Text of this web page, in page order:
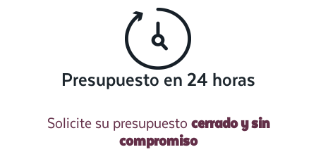
Presupuesto en 24 horas
Solicite su presupuesto cerrado y sin
compromiso